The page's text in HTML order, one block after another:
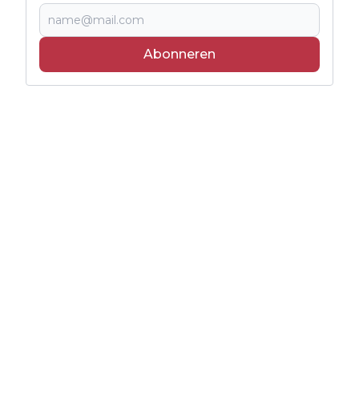
Abonneren